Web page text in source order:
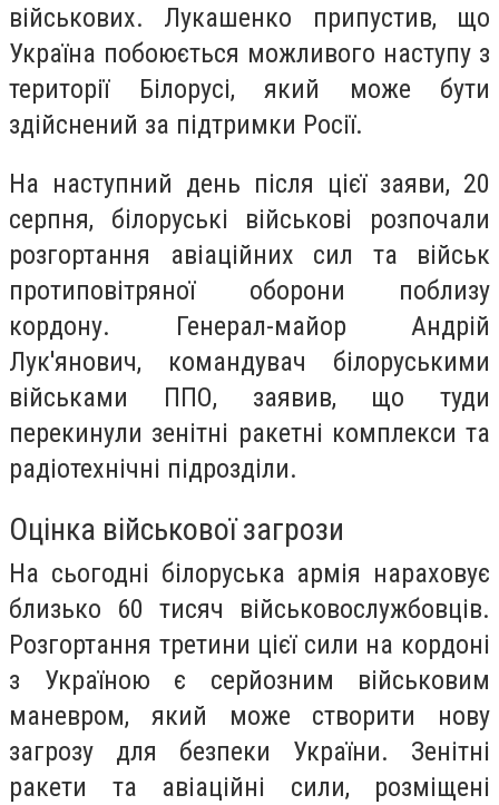
військових. Лукашенко припустив, що
Україна побоюється можливого наступу з
території Білорусі, який може бути
здійснений за підтримки Росії.
На наступний день після цієї заяви, 20
серпня, білоруські військові розпочали
розгортання авіаційних сил та військ
протиповітряної оборони поблизу
кордону. Генерал-майор Андрій
Лук'янович, командувач білоруськими
військами ППО, заявив, що туди
перекинули зенітні ракетні комплекси та
радіотехнічні підрозділи.
Оцінка військової загрози
На сьогодні білоруська армія нараховує
близько 60 тисяч військовослужбовців.
Розгортання третини цієї сили на кордоні
з Україною є серйозним військовим
маневром, який може створити нову
загрозу для безпеки України. Зенітні
ракети та авіаційні сили, розміщені